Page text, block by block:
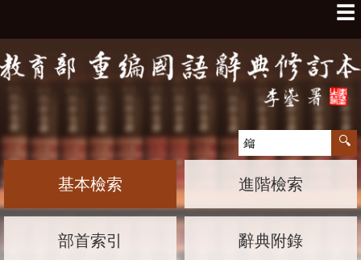
☰
基本檢索 進階檢索
部首索引 辭典附錄